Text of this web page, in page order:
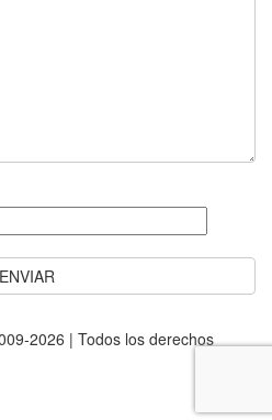
2026 | Todos los derechos